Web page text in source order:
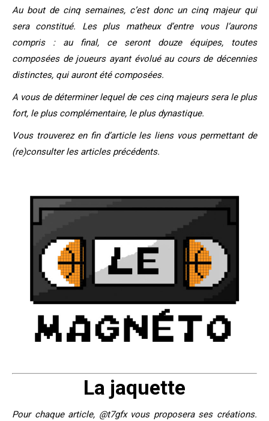
Au bout de cinq semaines, c’est donc un cinq majeur qui
sera constitué. Les plus matheux d’entre vous l’aurons
compris : au final, ce seront douze équipes, toutes
composées de joueurs ayant évolué au cours de décennies
distinctes, qui auront été composées.
A vous de déterminer lequel de ces cinq majeurs sera le plus
fort, le plus complémentaire, le plus dynastique.
Vous trouverez en fin d’article les liens vous permettant de
(re)consulter les articles précédents.
La jaquette
Pour chaque article, @t7gfx vous proposera ses créations.